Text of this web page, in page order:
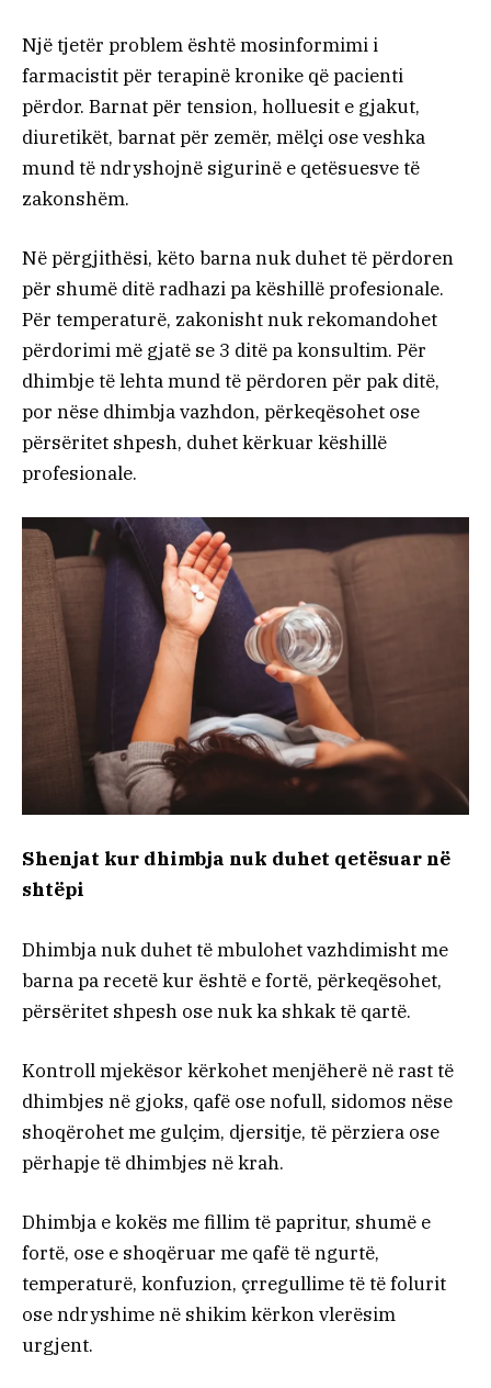
Një tjetër problem është mosinformimi i
farmacistit për terapinë kronike që pacienti
përdor. Barnat për tension, holluesit e gjakut,
diuretikët, barnat për zemër, mëlçi ose veshka
mund të ndryshojnë sigurinë e qetësuesve të
zakonshëm.
Në përgjithësi, këto barna nuk duhet të përdoren
për shumë ditë radhazi pa këshillë profesionale.
Për temperaturë, zakonisht nuk rekomandohet
përdorimi më gjatë se 3 ditë pa konsultim. Për
dhimbje të lehta mund të përdoren për pak ditë,
por nëse dhimbja vazhdon, përkeqësohet ose
përsëritet shpesh, duhet kërkuar këshillë
profesionale.
Shenjat kur dhimbja nuk duhet qetësuar në
shtëpi
Dhimbja nuk duhet të mbulohet vazhdimisht me
barna pa recetë kur është e fortë, përkeqësohet,
përsëritet shpesh ose nuk ka shkak të qartë.
Kontroll mjekësor kërkohet menjëherë në rast të
dhimbjes në gjoks, qafë ose nofull, sidomos nëse
shoqërohet me gulçim, djersitje, të përziera ose
përhapje të dhimbjes në krah.
Dhimbja e kokës me fillim të papritur, shumë e
fortë, ose e shoqëruar me qafë të ngurtë,
temperaturë, konfuzion, çrregullime të të folurit
ose ndryshime në shikim kërkon vlerësim
urgjent.